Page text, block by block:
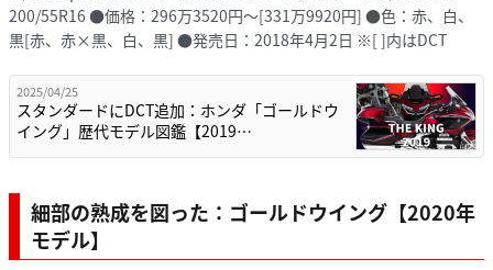
200/55R16 ●価格：296万3520円～[331万9920円] ●色：赤、白、
黒[赤、赤×黒、白、黒] ●発売日：2018年4月2日 ※[ ]内はDCT
2025/04/25
スタンダードにDCT追加：ホンダ「ゴールドウ
イング」歴代モデル図鑑【2019…
細部の熟成を図った：ゴールドウイング【2020年
モデル】